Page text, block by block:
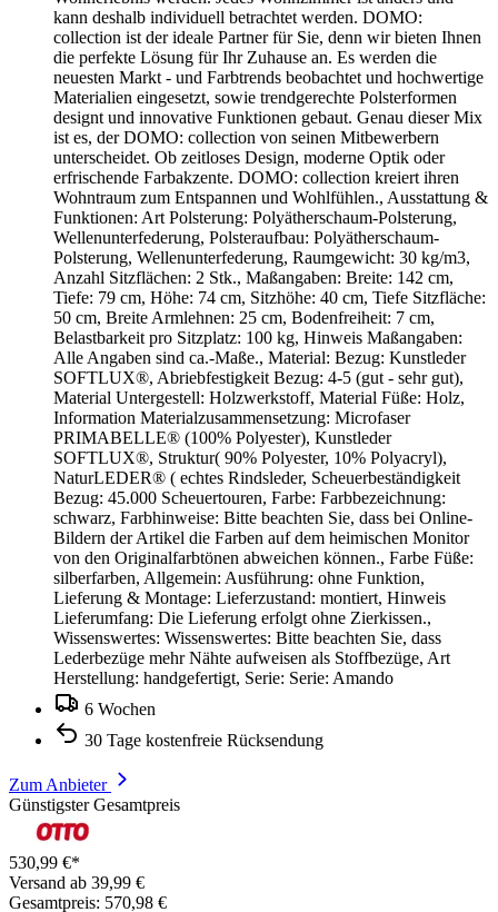
kann deshalb individuell betrachtet werden. DOMO:
collection ist der ideale Partner für Sie, denn wir bieten Ihnen
die perfekte Lösung für Ihr Zuhause an. Es werden die
neuesten Markt - und Farbtrends beobachtet und hochwertige
Materialien eingesetzt, sowie trendgerechte Polsterformen
designt und innovative Funktionen gebaut. Genau dieser Mix
ist es, der DOMO: collection von seinen Mitbewerbern
unterscheidet. Ob zeitloses Design, moderne Optik oder
erfrischende Farbakzente. DOMO: collection kreiert ihren
Wohntraum zum Entspannen und Wohlfühlen., Ausstattung &
Funktionen: Art Polsterung: Polyätherschaum-Polsterung,
Wellenunterfederung, Polsteraufbau: Polyätherschaum-
Polsterung, Wellenunterfederung, Raumgewicht: 30 kg/m3,
Anzahl Sitzflächen: 2 Stk., Maßangaben: Breite: 142 cm,
Tiefe: 79 cm, Höhe: 74 cm, Sitzhöhe: 40 cm, Tiefe Sitzfläche:
50 cm, Breite Armlehnen: 25 cm, Bodenfreiheit: 7 cm,
Belastbarkeit pro Sitzplatz: 100 kg, Hinweis Maßangaben:
Alle Angaben sind ca.-Maße., Material: Bezug: Kunstleder
SOFTLUX®, Abriebfestigkeit Bezug: 4-5 (gut - sehr gut),
Material Untergestell: Holzwerkstoff, Material Füße: Holz,
Information Materialzusammensetzung: Microfaser
PRIMABELLE® (100% Polyester), Kunstleder
SOFTLUX®, Struktur( 90% Polyester, 10% Polyacryl),
NaturLEDER® ( echtes Rindsleder, Scheuerbeständigkeit
Bezug: 45.000 Scheuertouren, Farbe: Farbbezeichnung:
schwarz, Farbhinweise: Bitte beachten Sie, dass bei Online-
Bildern der Artikel die Farben auf dem heimischen Monitor
von den Originalfarbtönen abweichen können., Farbe Füße:
silberfarben, Allgemein: Ausführung: ohne Funktion,
Lieferung & Montage: Lieferzustand: montiert, Hinweis
Lieferumfang: Die Lieferung erfolgt ohne Zierkissen.,
Wissenswertes: Wissenswertes: Bitte beachten Sie, dass
Lederbezüge mehr Nähte aufweisen als Stoffbezüge, Art
Herstellung: handgefertigt, Serie: Serie: Amando
6 Wochen
30 Tage kostenfreie Rücksendung
Zum Anbieter
Günstigster Gesamtpreis
530,99 €*
Versand ab 39,99 €
Gesamtpreis: 570,98 €